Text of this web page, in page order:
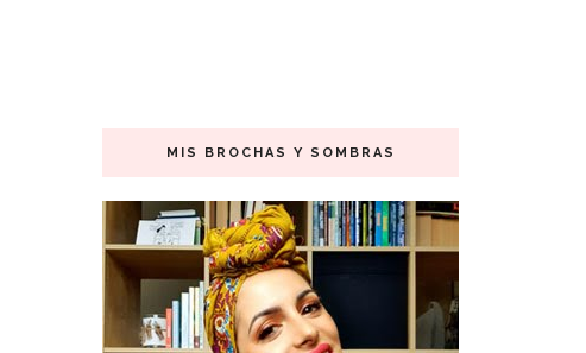
MIS BROCHAS Y SOMBRAS